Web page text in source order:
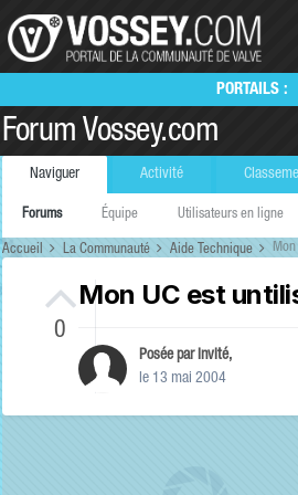
PORTAILS :
Forum Vossey.com
Naviguer
Forums Équipe Utilisateurs en ligne
Activité
Accueil La Communauté Aide Technique Mon
0
Mon UC est
Posée par Invité,
le 13 mai 2004